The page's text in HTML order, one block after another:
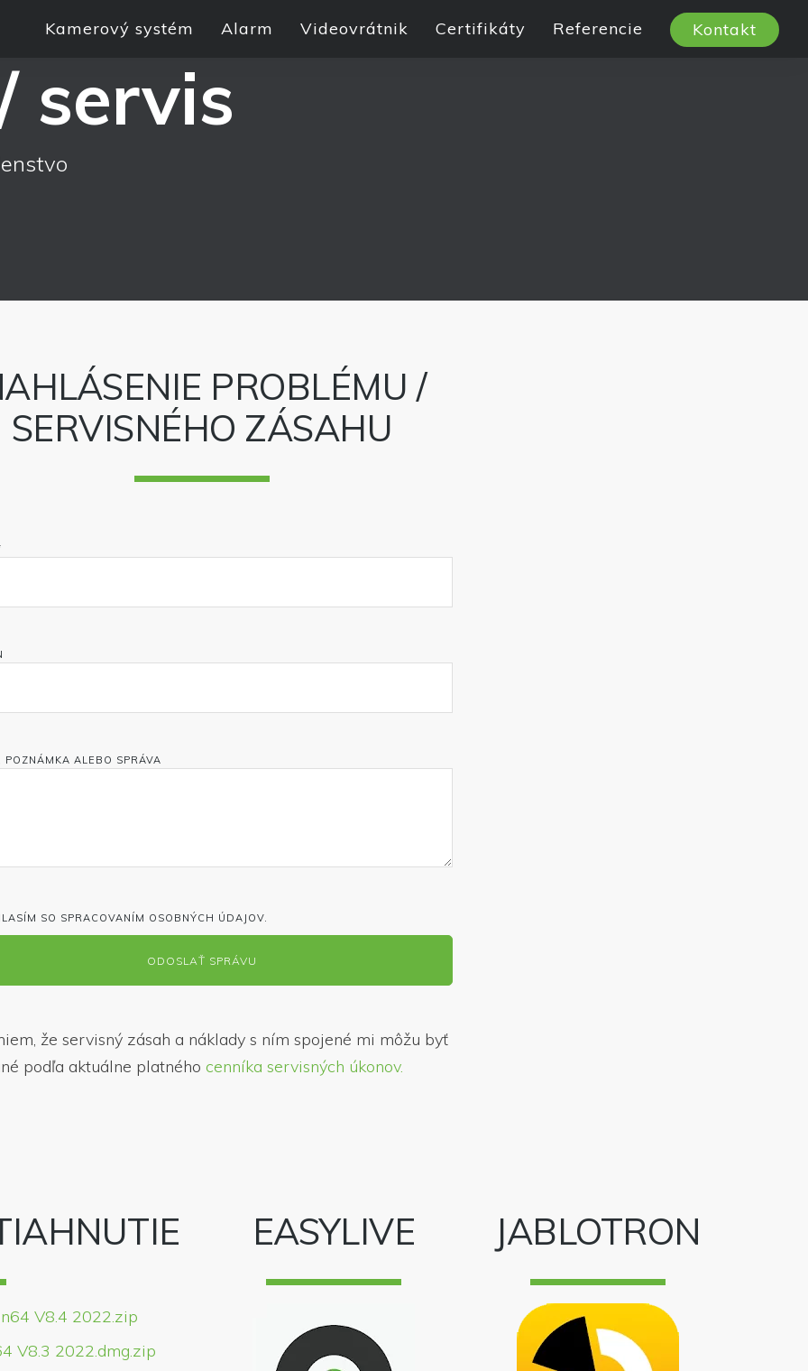
Kamerový systém Alarm Videovrátnik Certifikáty Referencie Kontakt
servis
PROBLÉMU /
SERVISNÉHO ZÁSAHU
POZNÁMKA ALEBO SPRÁVA
SO SPRACOVANÍM OSOBNÝCH ÚDAJOV.
že servisný zásah a náklady s ním spojené mi môžu byť
podľa aktuálne platného cenníka servisných úkonov.
V8.4 2022.zip
V8.3 2022.dmg.zip
EASYLIVE JABLOTRON